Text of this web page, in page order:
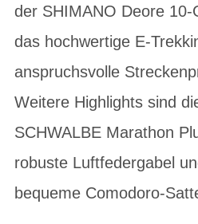
der SHIMANO Deore
das hochwertige E-
anspruchsvolle
Weitere Highlights sind
SCHWALBE Marathon
robuste Luftfedergabel
bequeme Comodoro-